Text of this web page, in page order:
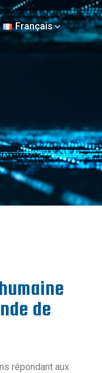
Français
de
répondant aux